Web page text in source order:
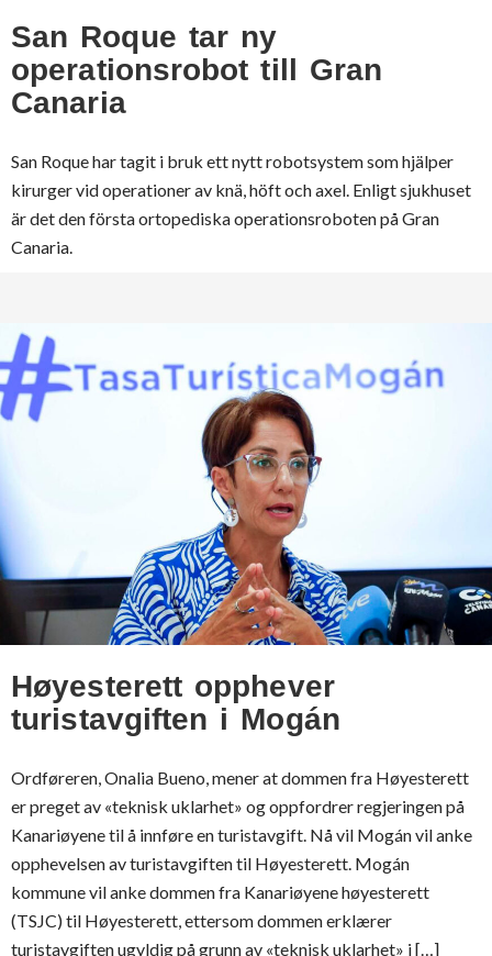
San Roque tar ny
operationsrobot till Gran
Canaria
San Roque har tagit i bruk ett nytt robotsystem som hjälper
kirurger vid operationer av knä, höft och axel. Enligt sjukhuset
är det den första ortopediska operationsroboten på Gran
Canaria.
Høyesterett opphever
turistavgiften i Mogán
Ordføreren, Onalia Bueno, mener at dommen fra Høyesterett
er preget av «teknisk uklarhet» og oppfordrer regjeringen på
Kanariøyene til å innføre en turistavgift. Nå vil Mogán vil anke
opphevelsen av turistavgiften til Høyesterett. Mogán
kommune vil anke dommen fra Kanariøyene høyesterett
(TSJC) til Høyesterett, ettersom dommen erklærer
turistavgiften ugyldig på grunn av «teknisk uklarhet» i […]